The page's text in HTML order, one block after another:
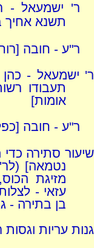
ר' ישמעאל -
תשנא אחיך
ר"ע - חובה
ר' ישמעאל -
תעבודו
אומות]
ר"ע - חובה
שיעור סתירה כדי
נטמאה]
מזיגת
עזאי -
בן בתירה -
גנות עריות וגסות